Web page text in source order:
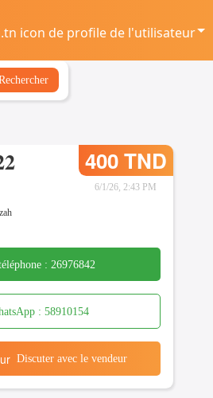
400 TND
6/1/26, 2:43 PM
: 26976842
:58910154
Discuter avec le vendeur